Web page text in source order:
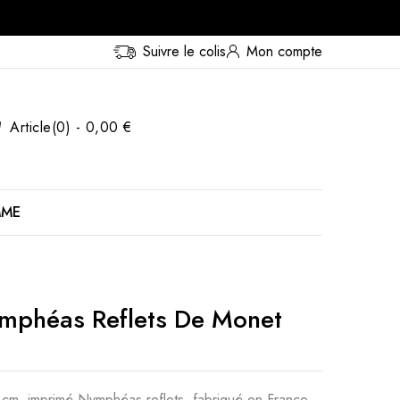
Suivre le colis Mon compte
Article(0) - 0,00 €
Reflets De Monet